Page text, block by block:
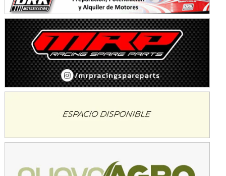
NORESTE SANTAFESINO - F6
Ciudad de Avellaneda (Asfalto)
Avellaneda (Santa Fe)
SUR SANTAFESINO - F4
José Samuel Sánchez (Tierra)
Rufino (Santa Fe)
TUCUMANO - F5
Juan Navarro (Asfalto)